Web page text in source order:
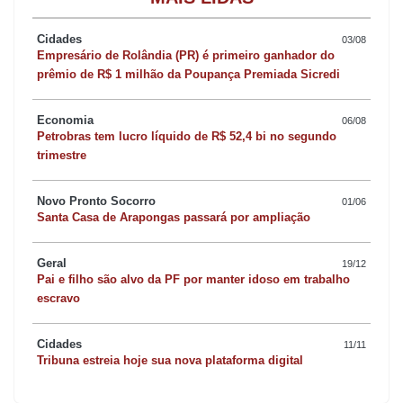
paciente morava em Arapongas e tinha 79 anos. Quatro dias
depois, Apucarana registrou seu primeiro óbito.
A Covid-19 se espalhou rapidamente e algumas cidades
adotaram medidas mais restritivas para reduzir a circulação de
pessoas nas ruas, seguindo decreto do Governo Estadual.
da doença.
Entretanto, o ano mais letal da pandemia na região foi 2021, com
mais de 1,2 mil mortes e 47 mil casos confirmados. A crise
sanitária exigiu urgência no desenvolvimento da vacina para
conter a pandemia e, em janeiro daquele mesmo ano, o
imunizante chegou à região. Os idosos do Lar São Vicente de
Cidades 03/08
Empresário de Rolândia (PR) é primeiro ganhador do
prêmio de R$ 1 milhão da Poupança Premiada Sicredi
Economia 06/08
Petrobras tem lucro líquido de R$ 52,4 bi no segundo
trimestre
Novo Pronto Socorro 01/06
Santa Casa de Arapongas passará por ampliação
Geral 19/12
Pai e filho são alvo da PF por manter idoso em trabalho
escravo
Cidades 11/11
Tribuna estreia hoje sua nova plataforma digital